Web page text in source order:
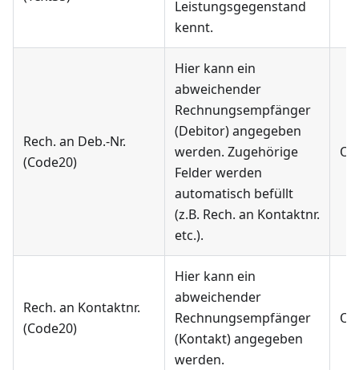
Leistungsgegenstand
kennt.
Rech. an Deb.-Nr.
(Code20)
Hier kann ein
abweichender
Rechnungsempfänger
(Debitor) angegeben
werden. Zugehörige
Felder werden
automatisch befüllt
(z.B. Rech. an Kontaktnr.
etc.).
Rech. an Kontaktnr.
(Code20)
Hier kann ein
abweichender
Rechnungsempfänger
(Kontakt) angegeben
werden.